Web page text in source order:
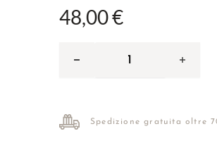
48,00 €
Spedizione gratuita oltre